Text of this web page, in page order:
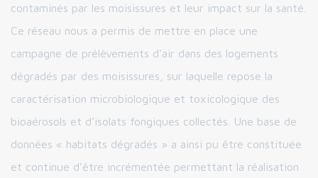
contaminés par les moisissures et leur impact sur la santé.
Ce réseau nous a permis de mettre en place une
campagne de prélèvements d’air dans des logements
dégradés par des moisissures, sur laquelle repose la
caractérisation microbiologique et toxicologique des
bioaérosols et d’isolats fongiques collectés. Une base de
données « habitats dégradés » a ainsi pu être constituée
et continue d’être incrémentée permettant la réalisation